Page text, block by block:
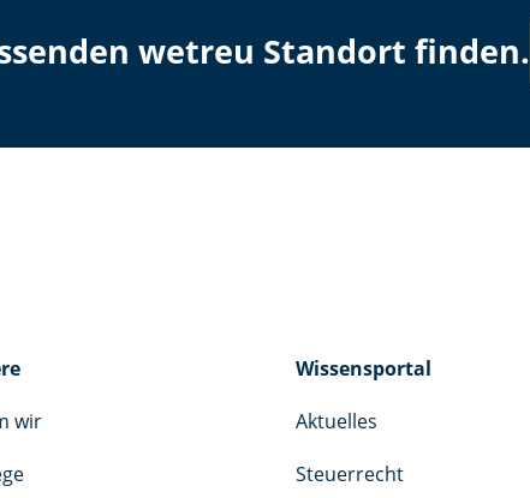
wetreu Standort finden.
wir
Wissensportal
Aktuelles
Steuerrecht